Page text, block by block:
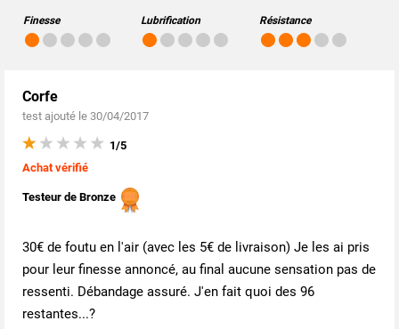
Finesse Lubrification Résistance
Corfe
test ajouté le 30/04/2017
1/5
Achat vérifié
Testeur de Bronze
30€ de foutu en l'air (avec les 5€ de livraison) Je les ai pris
pour leur finesse annoncé, au final aucune sensation pas de
ressenti. Débandage assuré. J'en fait quoi des 96
restantes...?